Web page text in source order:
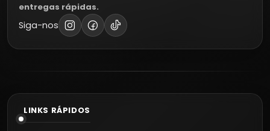
entregas rápidas.
Siga-nos
LINKS RÁPIDOS